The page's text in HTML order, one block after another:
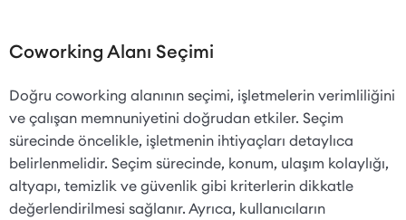
Coworking Alanı Seçimi
Doğru coworking alanının seçimi, işletmelerin verimliliğini
ve çalışan memnuniyetini doğrudan etkiler. Seçim
sürecinde öncelikle, işletmenin ihtiyaçları detaylıca
belirlenmelidir. Seçim sürecinde, konum, ulaşım kolaylığı,
altyapı, temizlik ve güvenlik gibi kriterlerin dikkatle
değerlendirilmesi sağlanır. Ayrıca, kullanıcıların